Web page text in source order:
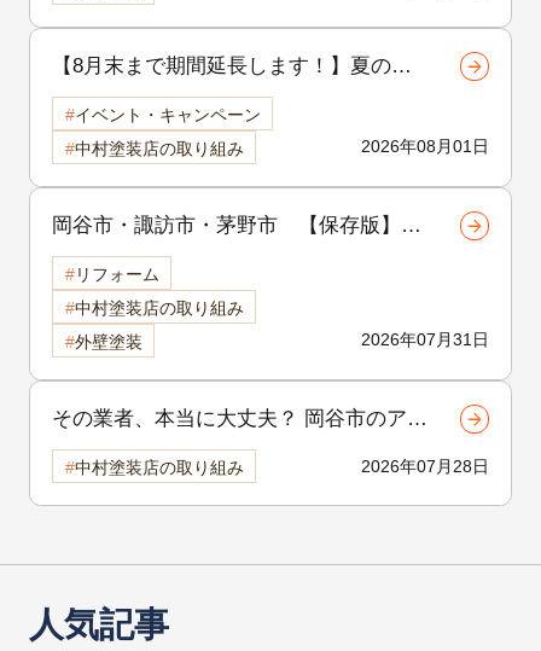
【8月末まで期間延長します！】夏の地
域感謝祭開催中！外壁・屋根リフォーム
をご検討中の方へ
2026年08月01日
イベント・キャンペーン
中村塗装店の取り組み
岡谷市・諏訪市・茅野市 【保存版】外
壁塗装の品質は「補修」で決まる！塗装
前に行う下地補修の重要性を徹底解説
2026年07月31日
リフォーム
中村塗装店の取り組み
外壁塗装
その業者、本当に大丈夫？ 岡谷市のア
パート外壁塗装で後悔しないための選び
方
2026年07月28日
中村塗装店の取り組み
人気記事